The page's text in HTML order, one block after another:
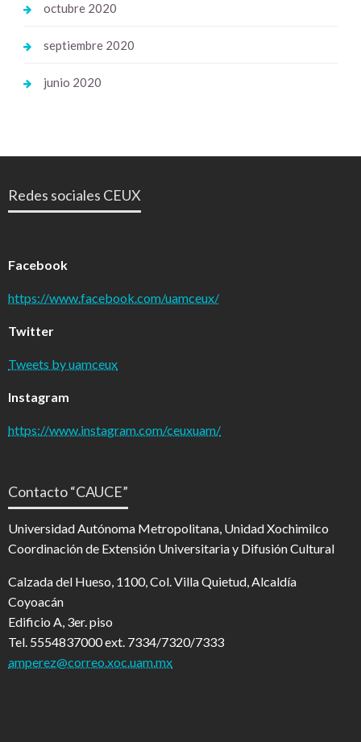
octubre 2020
septiembre 2020
junio 2020
Redes sociales CEUX
Facebook
https://www.facebook.com/uamceux/
Twitter
Tweets by uamceux
Instagram
https://www.instagram.com/ceuxuam/
Contacto “CAUCE”
Universidad Autónoma Metropolitana, Unidad Xochimilco
Coordinación de Extensión Universitaria y Difusión Cultural
Calzada del Hueso, 1100, Col. Villa Quietud, Alcaldía
Coyoacán
Edificio A, 3er. piso
Tel. 5554837000 ext. 7334/7320/7333
amperez@correo.xoc.uam.mx